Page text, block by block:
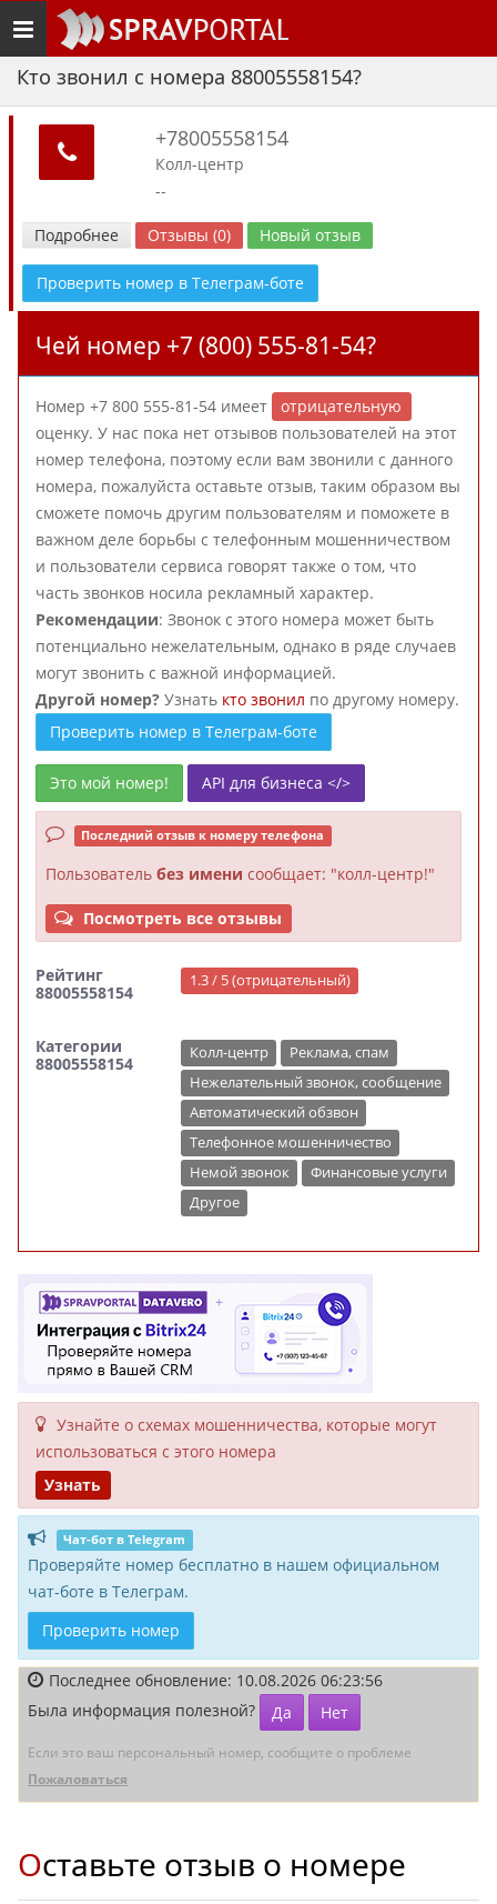
Toggle
navigation
Кто звонил с номера 88005558154?
+78005558154
Колл-центр
--
Подробнее Отзывы (0) Новый отзыв
Проверить номер в Телеграм-боте
Чей номер +7 (800) 555-81-54?
Номер +7 800 555-81-54 имеет
отрицательную
оценку. У нас пока нет отзывов пользователей на этот
номер телефона, поэтому если вам звонили с данного
номера, пожалуйста оставьте отзыв, таким образом вы
сможете помочь другим пользователям и поможете в
важном деле борьбы с телефонным мошенничеством
и пользователи сервиса говорят также о том, что
часть звонков носила рекламный характер.
Рекомендации: Звонок с этого номера может быть
потенциально нежелательным, однако в ряде случаев
могут звонить с важной информацией.
Другой номер? Узнать кто звонил по другому номеру.
Проверить номер в Телеграм-боте
Это мой номер! API для бизнеса </>
Последний отзыв к номеру телефона
Пользователь без имени сообщает: "колл-центр!"
Посмотреть все отзывы
Рейтинг
88005558154
1.3 / 5 (отрицательный)
Категории
88005558154
Колл-центр
Реклама, спам
Нежелательный звонок, сообщение
Автоматический обзвон
Телефонное мошенничество
Немой звонок
Финансовые услуги
Другое
Узнайте о схемах мошенни­чества, кото­рые могут
исполь­зоваться с этого номера
Узнать
Чат-бот в Telegram
Проверяйте номер бесплатно в нашем официальном
чат-боте в Телеграм.
Проверить номер
Последнее обновление: 10.08.2026 06:23:56
Была информация полезной?
Да Нет
Если это ваш персональный номер, сообщите о проблеме
Пожаловаться
Оставьте отзыв о номере